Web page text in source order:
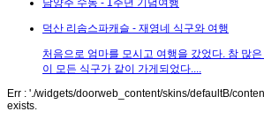
남양주 수동 - 1주년 기념여행
덕산 리솜스파캐슬 - 재영네 식구와 여행
처음으로 엄마를 모시고 여행을 갔었다. 참 많
이 모든 식구가 같이 가게되었다....
Err : './widgets/doorweb_content/skins/defaultB/
exists.